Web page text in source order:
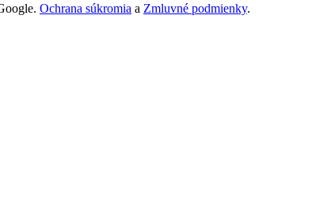
Ochrana súkromia a Zmluvné podmienky.